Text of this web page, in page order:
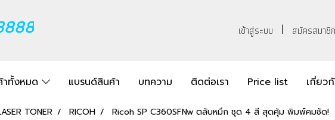
เข้าสู่ระบบ สมัครสมาชิก
าทั้งหมด แบรนด์สินค้า บทความ ติดต่อเรา Price list เกี่ยวกั
TONER RICOH Ricoh SP C360SFNw ตลับหมึก ชุด 4 สี สุดคุ้ม พิมพ์คมชัด!